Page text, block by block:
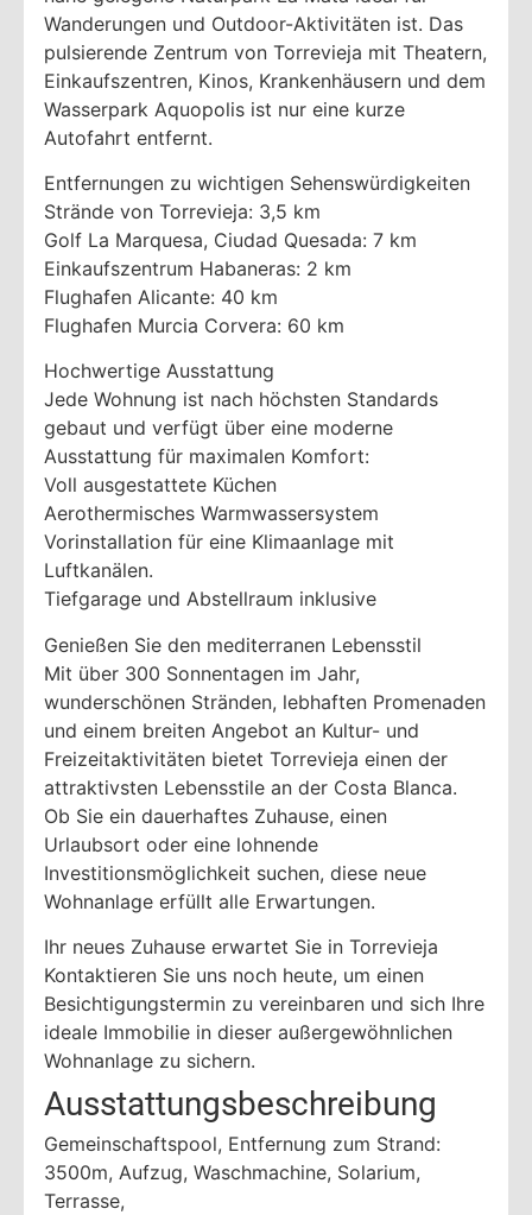
Wanderungen und Outdoor-Aktivitäten ist. Das
pulsierende Zentrum von Torrevieja mit Theatern,
Einkaufszentren, Kinos, Krankenhäusern und dem
Wasserpark Aquopolis ist nur eine kurze
Autofahrt entfernt.
Entfernungen zu wichtigen Sehenswürdigkeiten
Strände von Torrevieja: 3,5 km
Golf La Marquesa, Ciudad Quesada: 7 km
Einkaufszentrum Habaneras: 2 km
Flughafen Alicante: 40 km
Flughafen Murcia Corvera: 60 km
Hochwertige Ausstattung
Jede Wohnung ist nach höchsten Standards
gebaut und verfügt über eine moderne
Ausstattung für maximalen Komfort:
Voll ausgestattete Küchen
Aerothermisches Warmwassersystem
Vorinstallation für eine Klimaanlage mit
Luftkanälen.
Tiefgarage und Abstellraum inklusive
Genießen Sie den mediterranen Lebensstil
Mit über 300 Sonnentagen im Jahr,
wunderschönen Stränden, lebhaften Promenaden
und einem breiten Angebot an Kultur- und
Freizeitaktivitäten bietet Torrevieja einen der
attraktivsten Lebensstile an der Costa Blanca.
Ob Sie ein dauerhaftes Zuhause, einen
Urlaubsort oder eine lohnende
Investitionsmöglichkeit suchen, diese neue
Wohnanlage erfüllt alle Erwartungen.
Ihr neues Zuhause erwartet Sie in Torrevieja
Kontaktieren Sie uns noch heute, um einen
Besichtigungstermin zu vereinbaren und sich Ihre
ideale Immobilie in dieser außergewöhnlichen
Wohnanlage zu sichern.
Ausstattungsbeschreibung
Gemeinschaftspool, Entfernung zum Strand:
3500m, Aufzug, Waschmachine, Solarium,
Terrasse,